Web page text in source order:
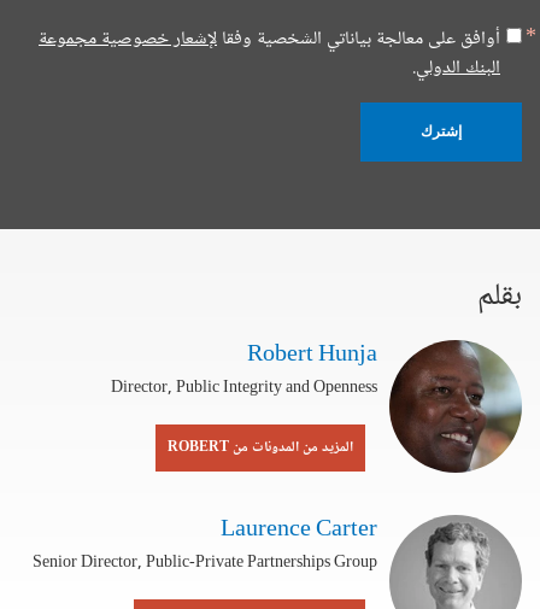
أوافق على معالجة بياناتي الشخصية وفقالإشعار خصوصية مجموعة
البنك الدولي.
إشترك
بقلم
Robert Hunja
Director, Public Integrity and Openness
المزيد من المدونات من ROBERT
Laurence Carter
Senior Director, Public-Private Partnerships Group